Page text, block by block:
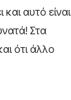
αυτό είναι
Στα
ότι άλλο